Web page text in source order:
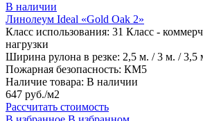
В наличии
Линолеум Ideal «Gold Oak 2»
Класс использования: 31 Класс -
нагрузки
Ширина рулона в резке: 2,5 м. / 3 м. / 3,5
Пожарная безопасность: КМ5
Наличие товара: В наличии
647 руб./м2
Рассчитать стоимость